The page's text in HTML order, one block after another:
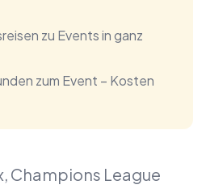
zu Events in ganz
zum Event – Kosten
Champions League